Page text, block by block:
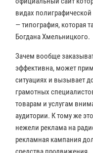
видах
— типография, которая
Богдана Хмельницкого.
Зачем вообще
эффективна, может
ситуациях и вызывает
грамотных
товарам и услугам
аудитории. К тому же
нежели реклама на
рекламная кампания